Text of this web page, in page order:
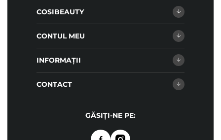
COSIBEAUTY
CONTUL MEU
INFORMAȚII
CONTACT
GĂSIȚI-NE PE: